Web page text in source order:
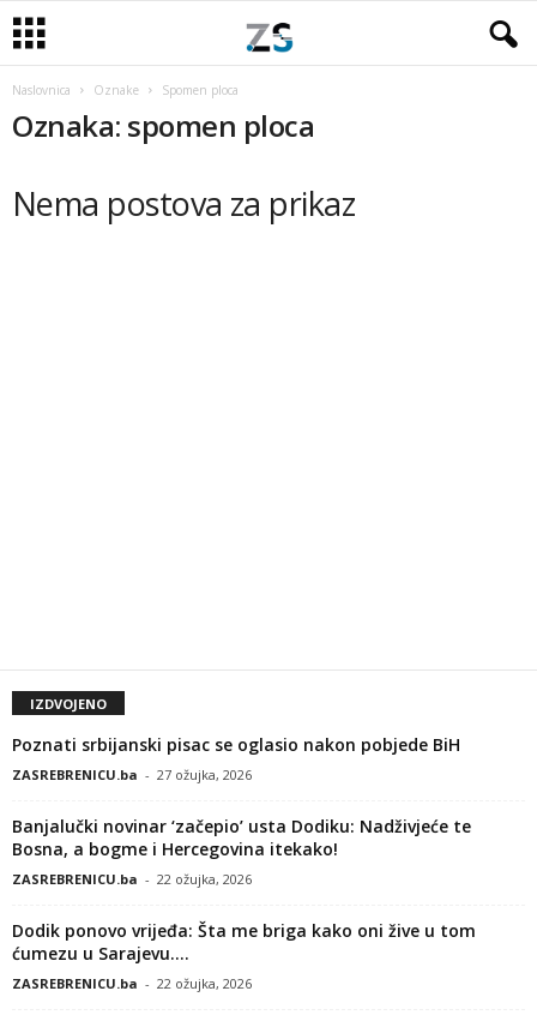
Naslovnica Oznake Spomen ploca
Oznaka: spomen ploca
Nema postova za prikaz
IZDVOJENO
Poznati srbijanski pisac se oglasio nakon pobjede BiH
ZASREBRENICU.ba - 27 ožujka, 2026
Banjalučki novinar ‘začepio’ usta Dodiku: Nadživjeće te
Bosna, a bogme i Hercegovina itekako!
ZASREBRENICU.ba - 22 ožujka, 2026
Dodik ponovo vrijeđa: Šta me briga kako oni žive u tom
ćumezu u Sarajevu....
ZASREBRENICU.ba - 22 ožujka, 2026